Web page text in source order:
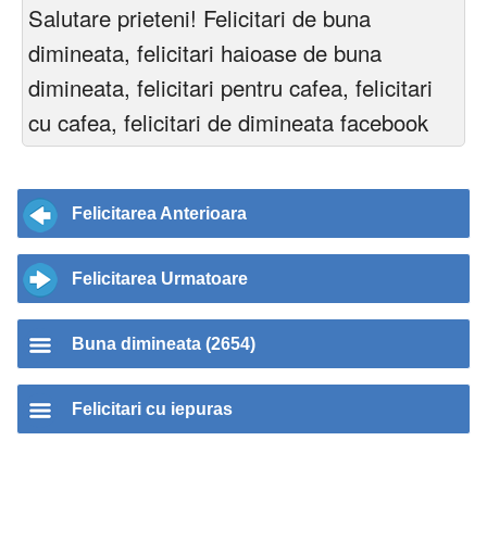
Salutare prieteni! Felicitari de buna
dimineata, felicitari haioase de buna
dimineata, felicitari pentru cafea, felicitari
cu cafea, felicitari de dimineata facebook
Felicitarea Anterioara
Felicitarea Urmatoare
Buna dimineata (2654)
Felicitari cu iepuras